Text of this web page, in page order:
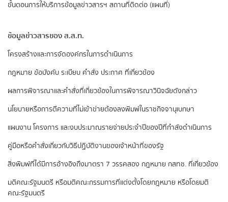
ขั้นตอนการให้บริการข้อมูลข่าวสารฯ สถานที่ติดต่อ (แผนที่)
ข้อมูลข่าวสารของ ส.ส.ท.
​โครงสร้างและการจัดองค์กรในการดำเนินการ
กฎหมาย ข้อบังคับ ระเบียบ คำสั่ง ประกาศ ที่เกี่ยวข้อง
ผลการพิจารณาและคำสั่งที่เกี่ยวข้องในการพิจารณาวินิจฉัยดังกล่าว
นโยบายหรือการตีความที่ไม่เข้าข่ายต้องลงพิมพ์ในราชกิจจานุเบกษา
แผนงาน โครงการ และงบประมาณรายจ่ายประจำปีของปีที่กำลังดำเนินการ
คู่มือหรือคำสั่งเกี่ยวกับวิธีปฏิบัติงานของเจ้าหน้าที่ของรัฐ
สิ่งพิมพ์ที่ได้มีการอ้างอิงถึงมาตรา 7 วรรคสอง กฎหมาย กสทช. ที่เกี่ยวข้อง
มติคณะรัฐมนตรี หรือมติคณะกรรมการที่แต่งตั้งโดยกฎหมาย หรือโดยมติ
คณะรัฐมนตรี